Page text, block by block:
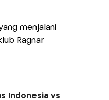
menjalani
Ragnar
Indonesia vs